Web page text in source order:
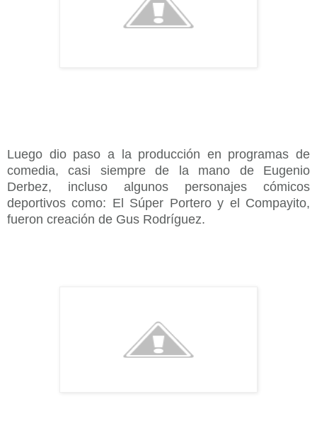
Luego dio paso a la producción en programas de
comedia, casi siempre de la mano de Eugenio
Derbez, incluso algunos personajes cómicos
deportivos como: El Súper Portero y el Compayito,
fueron creación de Gus Rodríguez.